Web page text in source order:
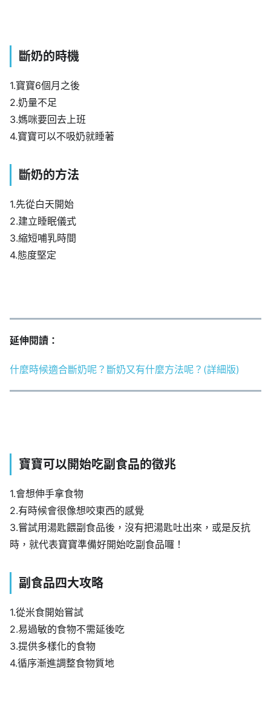
斷奶的時機
1.寶寶6個月之後
2.奶量不足
3.媽咪要回去上班
4.寶寶可以不吸奶就睡著
斷奶的方法
1.先從白天開始
2.建立睡眠儀式
3.縮短哺乳時間
4.態度堅定
延伸閱讀：
什麼時候適合斷奶呢？斷奶又有什麼方法呢？(詳細版)
寶寶可以開始吃副食品的徵兆
1.會想伸手拿食物
2.有時候會很像想咬東西的感覺
3.嘗試用湯匙餵副食品後，沒有把湯匙吐出來，或是反抗
時，就代表寶寶準備好開始吃副食品囉！
副食品四大攻略
1.從米食開始嘗試
2.易過敏的食物不需延後吃
3.提供多樣化的食物
4.循序漸進調整食物質地